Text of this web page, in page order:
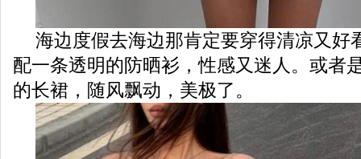
海边度假去海边那肯定要穿得清凉又好
配一条透明的防晒衫，性感又迷人。或者
的长裙，随风飘动，美极了。